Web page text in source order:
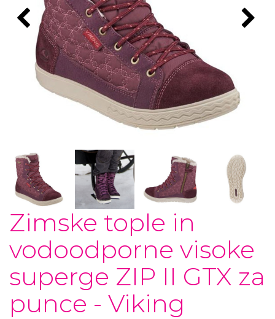
Zimske tople in
vodoodporne visoke
superge ZIP II GTX za
punce - Viking